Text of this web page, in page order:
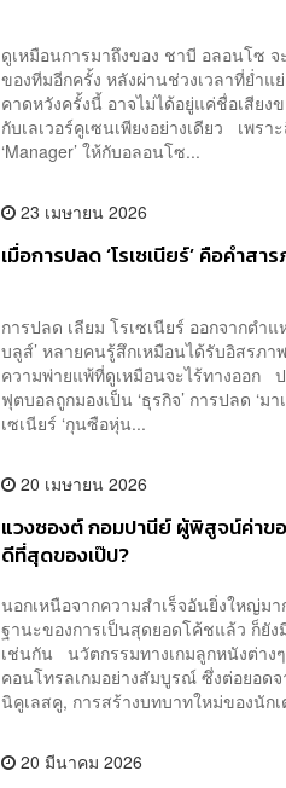
ดูเหมือนการมาถึงของ ชาบี อลอนโซ
ของทีมอีกครั้ง หลังผ่านช่วงเวลาที่ย่ำ
คาดหวังครั้งนี้ อาจไม่ได้อยู่แค่ชื่อเสียง
กับเลเวอร์คูเซนเพียงอย่างเดียว เพ
‘Manager’ ให้กับอลอนโซ...
23 เมษายน 2026
เมื่อการปลด ‘โรเซเนียร์’ คือคำส
การปลด เลียม โรเซเนียร์ ออกจากตำ
บลูส์’ หลายคนรู้สึกเหมือนได้รับอิสรภา
ความพ่ายแพ้ที่ดูเหมือนจะไร้ทางออก
ฟุตบอลถูกมองเป็น ‘ธุรกิจ’ การปลด ‘ม
เซเนียร์ ‘กุนซือหุ่น...
20 เมษายน 2026
แวงซองต์ กอมปานีย์ ผู้พิสูจน์ค่าข
ดีที่สุดของเป๊ป?
นอกเหนือจากความสำเร็จอันยิ่งใหญ่ม
ฐานะของการเป็นสุดยอดโค้ชแล้ว ก็ยั
เช่นกัน นวัตกรรมทางเกมลูกหนังต่า
คอนโทรลเกมอย่างสัมบูรณ์ ซึ่งต่อยอด
นิคูเลสคู, การสร้างบทบาทใหม่ของนักเ
20 มีนาคม 2026